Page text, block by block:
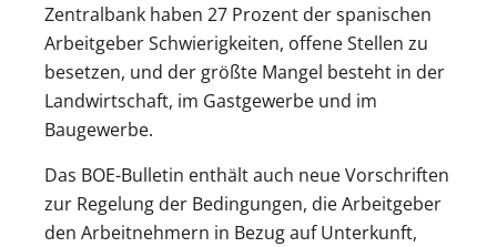
Zentralbank haben 27 Prozent der spanischen
Arbeitgeber Schwierigkeiten, offene Stellen zu
besetzen, und der größte Mangel besteht in der
Landwirtschaft, im Gastgewerbe und im
Baugewerbe.
Das BOE-Bulletin enthält auch neue Vorschriften
zur Regelung der Bedingungen, die Arbeitgeber
den Arbeitnehmern in Bezug auf Unterkunft,